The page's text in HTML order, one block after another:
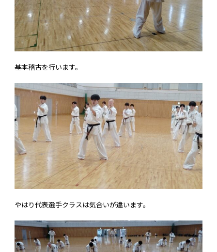
基本稽古を行います。
やはり代表選手クラスは気合いが違います。